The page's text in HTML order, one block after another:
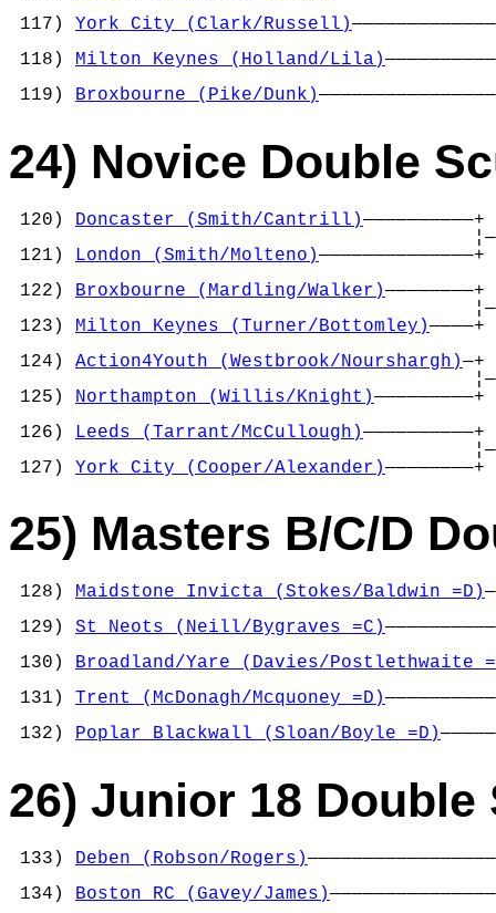
117) York City (Clark/Russell)
118) Milton Keynes (Holland/Lila)
119) Broxbourne (Pike/Dunk)
24) Novice Double
120) Doncaster (Smith/Cantrill)
121)
London (Smith/Molteno)
122)
Broxbourne (Mardling/Walker)
123)
Milton Keynes (Turner/Bottomley)
124) Action4Youth (Westbrook/Nourshargh)
125)
Northampton (Willis/Knight)
126)
Leeds (Tarrant/McCullough)
127) York City (Cooper/Alexander)
25) Masters B/C/D
128) Maidstone Invicta (Stokes/Baldwin =D)
129) St Neots (Neill/Bygraves =C)
130) Broadland/Yare (Davies/Postlethwaite
131) Trent (McDonagh/Mcquoney =D)
132) Poplar Blackwall (Sloan/Boyle =D)
26) Junior 18 Double
133) Deben (Robson/Rogers)
134) Boston RC (Gavey/James)